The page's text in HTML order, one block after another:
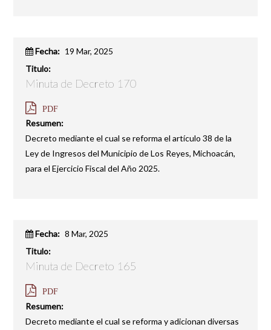
Fecha: 19 Mar, 2025
Titulo:
Minuta de Decreto 170
PDF
Resumen:
Decreto mediante el cual se reforma el artículo 38 de la
Ley de Ingresos del Municipio de Los Reyes, Michoacán,
para el Ejercicio Fiscal del Año 2025.
Fecha: 8 Mar, 2025
Titulo:
Minuta de Decreto 165
PDF
Resumen:
Decreto mediante el cual se reforma y adicionan diversas